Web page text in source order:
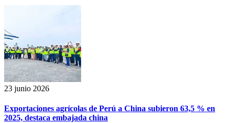
23 junio 2026
Exportaciones agrícolas de Perú a China subieron 63,5 % en
2025, destaca embajada china